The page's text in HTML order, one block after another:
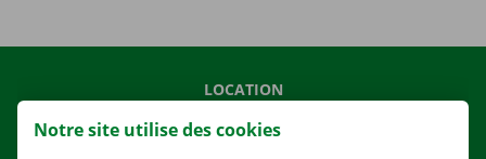
LOCATION
NOS VÉHICULES
Notre site utilise des cookies